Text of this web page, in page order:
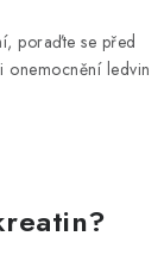
poraďte se před
onemocnění ledvin